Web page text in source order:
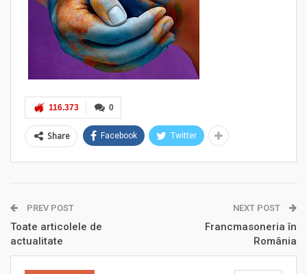
0
116.373
Share Facebook Twitter
PREV POST
Toate articolele de
actualitate
NEXT POST
Francmasoneria în
România